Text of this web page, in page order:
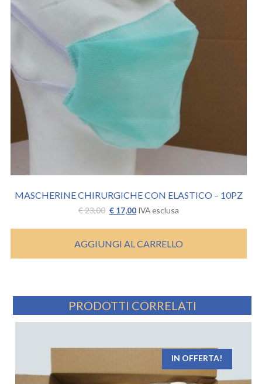
MASCHERINE CHIRURGICHE CON ELASTICO – 10PZ
€23,00 Il
originale
era:
€ 23,00.
€17,00Il
attuale
è:
€ 17,00.
IVA esclusa
AGGIUNGI AL CARRELLO
PRODOTTI CORRELATI
IN OFFERTA!